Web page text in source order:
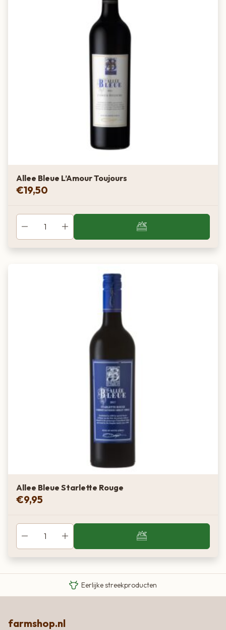
Allee Bleue L’Amour Toujours
€19,50
Allee Bleue Starlette Rouge
€9,95
Eigen Limousin runderen
Eerlijke streekproducten
farmshop.nl